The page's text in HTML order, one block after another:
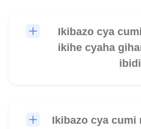
Ikibazo cya
ikihe cyaha
Ikibazo cya cumi